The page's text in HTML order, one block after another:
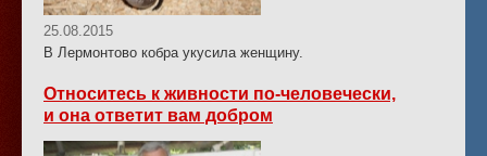
25.08.2015
В Лермонтово кобра укусила женщину.
Относитесь к живности по-человечески,
и она ответит вам добром